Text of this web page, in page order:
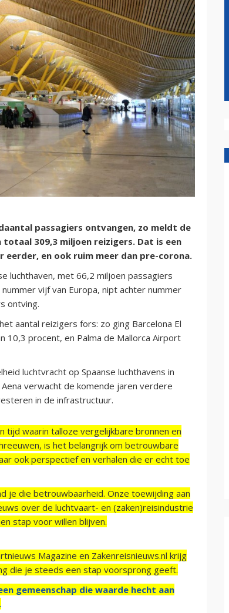
passagiers ontvangen, zo meldt de
309,3 miljoen reizigers. Dat is een
eerder, en ook ruim meer dan pre-corona.
luchthaven, met 66,2 miljoen passagiers
vijf van Europa, nipt achter nummer
ontving.
aantal reizigers fors: zo ging Barcelona El
10,3 procent, en Palma de Mallorca Airport
luchtvracht op Spaanse luchthavens in
verwacht de komende jaren verdere
in de infrastructuur.
tijd waarin talloze vergelijkbare bronnen en
is het belangrijk om betrouwbare
ook perspectief en verhalen die er echt toe
je die betrouwbaarheid. Onze toewijding aan
over de luchtvaart- en (zaken)reisindustrie
stap voor willen blijven.
Magazine en Zakenreisnieuws.nl krijg
die je steeds een stap voorsprong geeft.
gemeenschap die waarde hecht aan